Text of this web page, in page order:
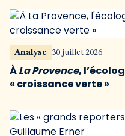
Analyse 30 juillet 2026
ÀLa Provence,
« croissance verte »